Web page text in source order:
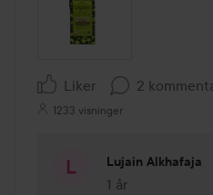
Liker 2
1233 visninger
Lujain Alkhafaja
1 år
Kommentaren